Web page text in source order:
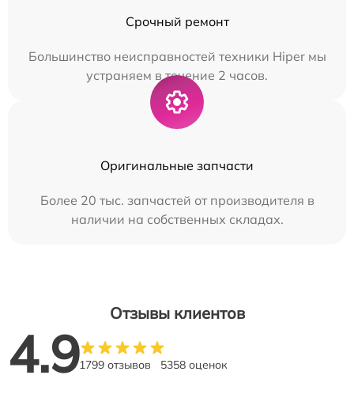
Срочный ремонт
Большинство неисправностей техники Hiper мы
устраняем в течение 2 часов.
Оригинальные запчасти
Более 20 тыс. запчастей от производителя в
наличии на собственных складах.
Отзывы клиентов
4.91799 отзывов 5358 оценок